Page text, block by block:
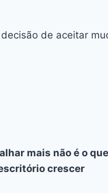
de aceitar
mais não é o
crescer